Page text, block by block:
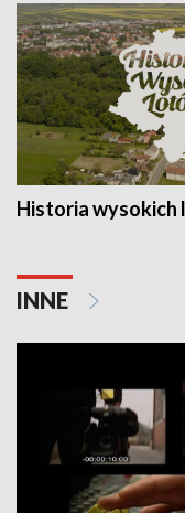
Historia wysokich
INNE